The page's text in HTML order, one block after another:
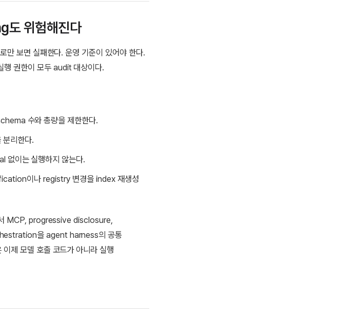
도 위험해진다
보면 실패한다. 운영 기준이 있어야 한다.
행 권한이 모두 audit 대상이다.
수와 총량을 제한한다.
분리한다.
없이는 실행하지 않는다.
이나 registry 변경을 index 재생성
MCP, progressive disclosure,
을 agent harness의 공통
제 모델 호출 코드가 아니라 실행